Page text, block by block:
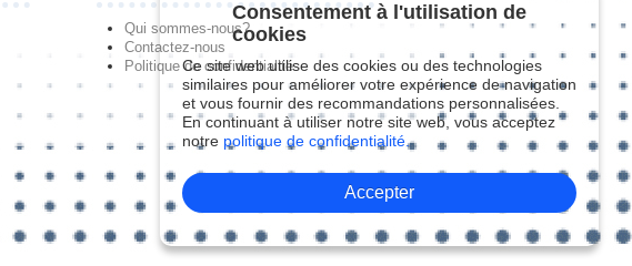
Qui sommes-nous?
Contactez-nous
Politique de confidentialité
Consentement à l'utilisation de
cookies
Ce site web utilise des cookies ou des technologies
similaires pour améliorer votre expérience de navigation
et vous fournir des recommandations personnalisées.
En continuant à utiliser notre site web, vous acceptez
notre politique de confidentialité.
Accepter